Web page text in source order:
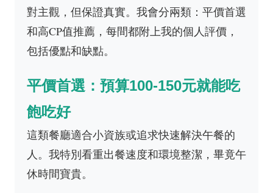
對主觀，但保證真實。我會分兩類：平價首選
和高CP值推薦，每間都附上我的個人評價，
包括優點和缺點。
平價首選：預算100-150元就能吃
飽吃好
這類餐廳適合小資族或追求快速解決午餐的
人。我特別看重出餐速度和環境整潔，畢竟午
休時間寶貴。